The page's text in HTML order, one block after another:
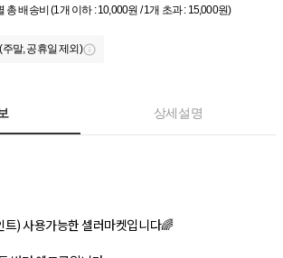
총 배송비 (1개 이하 : 10,000원 / 1개 초과 : 15,000원)
말, 공휴일 제외)
상세설명
) 사용가능한 셀러마켓입니다🌈